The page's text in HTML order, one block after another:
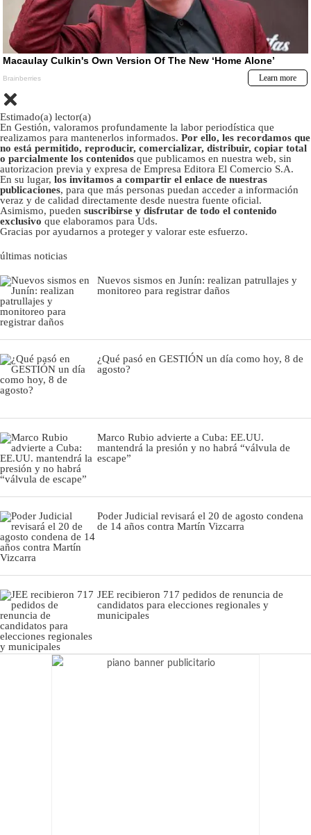
Estimado(a) lector(a)
En Gestión, valoramos profundamente la labor periodística que
realizamos para mantenerlos informados. Por ello, les recordamos que
no está permitido, reproducir, comercializar, distribuir, copiar total
o parcialmente los contenidos que publicamos en nuestra web, sin
autorizacion previa y expresa de Empresa Editora El Comercio S.A.
En su lugar, los invitamos a compartir el enlace de nuestras
publicaciones, para que más personas puedan acceder a información
veraz y de calidad directamente desde nuestra fuente oficial.
Asimismo, pueden suscribirse y disfrutar de todo el contenido
exclusivo que elaboramos para Uds.
Gracias por ayudarnos a proteger y valorar este esfuerzo.
últimas noticias
Nuevos sismos en Junín: realizan patrullajes y
monitoreo para registrar daños
¿Qué pasó en GESTIÓN un día como hoy, 8 de
agosto?
Marco Rubio advierte a Cuba: EE.UU.
mantendrá la presión y no habrá “válvula de
escape”
Poder Judicial revisará el 20 de agosto condena
de 14 años contra Martín Vizcarra
JEE recibieron 717 pedidos de renuncia de
candidatos para elecciones regionales y
municipales